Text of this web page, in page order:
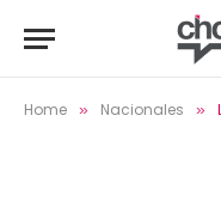
Home » Nacionales »